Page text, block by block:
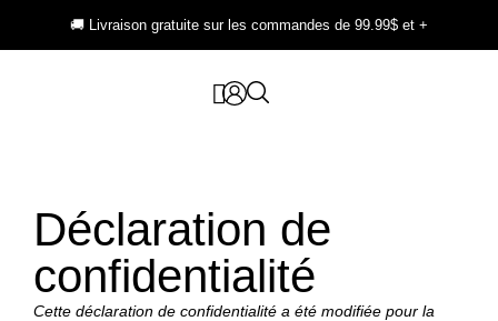
🚚 Livraison gratuite sur les commandes de 99.99$ et +
Déclaration de
confidentialité
Cette déclaration de confidentialité a été modifiée pour la